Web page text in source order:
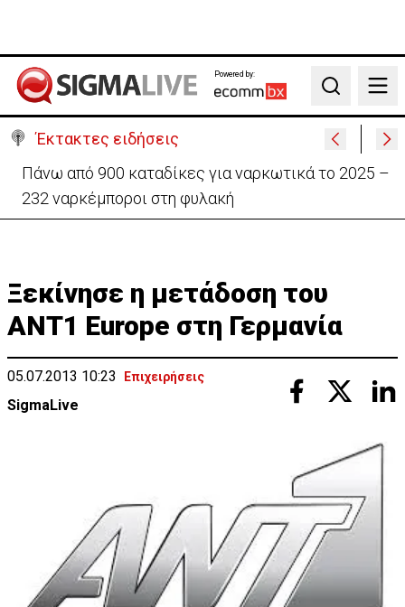
Powered by:
Search
Έκτακτες ειδήσεις
Θέλει να ξαναζωντανέψει την «Corner» o
Προύντζος - «Πληγώνει τις αναμνήσεις»
Ξεκίνησε η μετάδοση του
ANT1 Europe στη Γερμανία
05.07.2013 10:23 Επιχειρήσεις
SigmaLive